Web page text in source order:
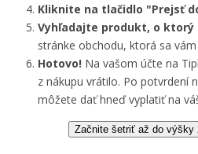
Kliknite na tlačidlo "Prejsť
Vyhľadajte produkt, o ktorý
stránke obchodu, ktorá sa
Hotovo! Na vašom účte na
z nákupu vrátilo. Po potvrdení
môžete dať hneď vyplatiť na
Začnite šetriť až do výšky